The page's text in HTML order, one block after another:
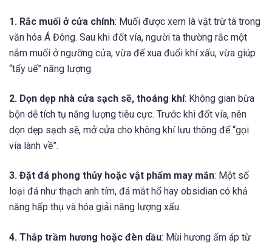
1. Rắc muối ở cửa chính: Muối được xem là vật trừ tà trong
văn hóa Á Đông. Sau khi đốt vía, người ta thường rắc một
nắm muối ở ngưỡng cửa, vừa để xua đuổi khí xấu, vừa giúp
“tẩy uế” năng lượng.
2. Dọn dẹp nhà cửa sạch sẽ, thoáng khí: Không gian bừa
bộn dễ tích tụ năng lượng tiêu cực. Trước khi đốt vía, nên
dọn dẹp sạch sẽ, mở cửa cho không khí lưu thông để “gọi
vía lành về”.
3. Đặt đá phong thủy hoặc vật phẩm may mắn: Một số
loại đá như thạch anh tím, đá mắt hổ hay obsidian có khả
năng hấp thụ và hóa giải năng lượng xấu.
4. Thắp trầm hương hoặc đèn dầu: Mùi hương ấm áp từ